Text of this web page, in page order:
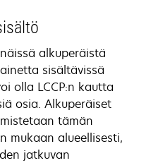
alkuperäistä
sisältävissä
olla LCCP:n kautta
osia. Alkuperäiset
tämän
mukaan alueellisesti,
jatkuvan